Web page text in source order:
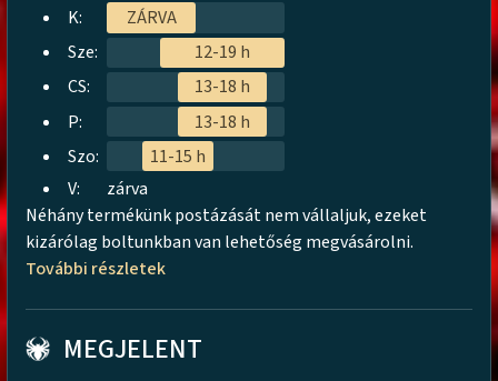
K:
ZÁRVA
Sze:
12-19 h
CS:
13-18 h
P:
13-18 h
Szo:
11-15 h
V:
zárva
Néhány termékünk postázását nem vállaljuk, ezeket
kizárólag boltunkban van lehetőség megvásárolni.
További részletek
MEGJELENT